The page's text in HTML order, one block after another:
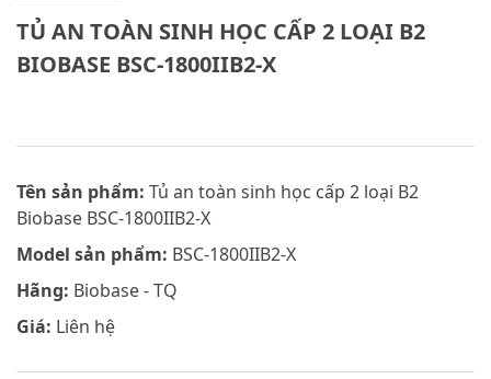
TỦ AN TOÀN SINH HỌC CẤP 2 LOẠI B2
BIOBASE BSC-1800IIB2-X
Tên sản phẩm: Tủ an toàn sinh học cấp 2 loại B2
Biobase BSC-1800IIB2-X
Model sản phẩm: BSC-1800IIB2-X
Hãng: Biobase - TQ
Giá: Liên hệ